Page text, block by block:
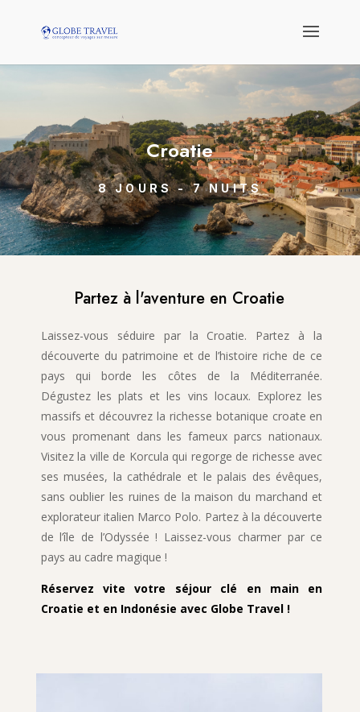
Croatie
8 JOURS - 7 NUITS
Partez à l'aventure en Croatie
Laissez-vous séduire par la Croatie. Partez à la
découverte du patrimoine et de l’histoire riche de ce
pays qui borde les côtes de la Méditerranée.
Dégustez les plats et les vins locaux. Explorez les
massifs et découvrez la richesse botanique croate en
vous promenant dans les fameux parcs nationaux.
Visitez la ville de Korcula qui regorge de richesse avec
ses musées, la cathédrale et le palais des évêques,
sans oublier les ruines de la maison du marchand et
explorateur italien Marco Polo. Partez à la découverte
de l’île de l’Odyssée ! Laissez-vous charmer par ce
pays au cadre magique !
Réservez vite votre séjour clé en main en
Croatie et en Indonésie avec Globe Travel !